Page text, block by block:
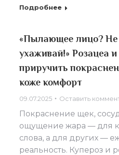
Подробнее
«Пылающее лицо?
ухаживай!» Розацеа и
приручить
коже комфорт
09.07.2025 Оставить
Покраснение щек,
ощущение жара — для
слова, а для других —
реальность. Купероз и